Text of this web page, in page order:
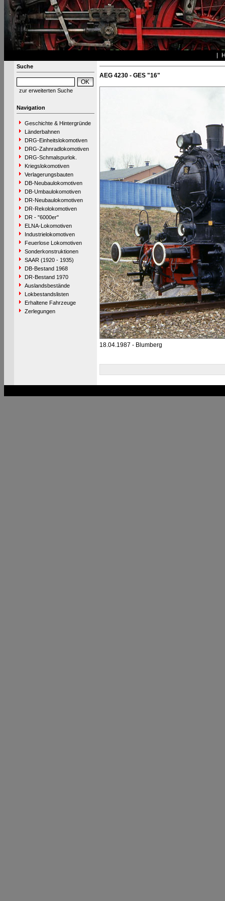
Suche
zur erweiterten Suche
Navigation
Geschichte & Hintergründe
Länderbahnen
DRG-Einheitslokomotiven
DRG-Zahnradlokomotiven
DRG-Schmalspurlok.
Kriegslokomotiven
Verlagerungsbauten
DB-Neubaulokomotiven
DB-Umbaulokomotiven
DR-Neubaulokomotiven
DR-Rekolokomotiven
DR - "6000er"
ELNA-Lokomotiven
Industrielokomotiven
Feuerlose Lokomotiven
Sonderkonstruktionen
SAAR (1920 - 1935)
DB-Bestand 1968
DR-Bestand 1970
Auslandsbestände
Lokbestandslisten
Erhaltene Fahrzeuge
Zerlegungen
AEG 4230 - GES "16"
18.04.1987 - Blumberg